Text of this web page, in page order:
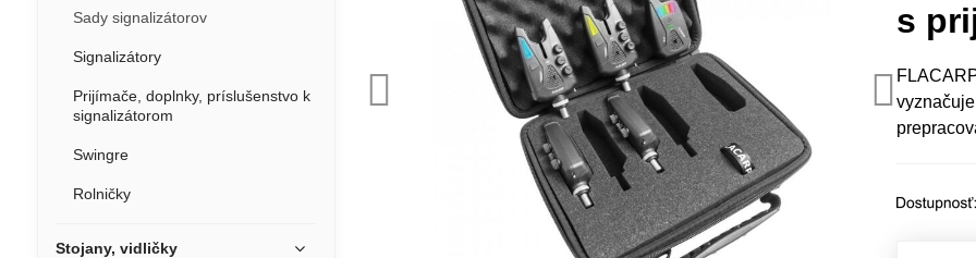
s
Sady signalizátorov
Signalizátory
Prijímače, doplnky, príslušenstvo k
signalizátorom
Swingre
Rolničky
Stojany, vidličky